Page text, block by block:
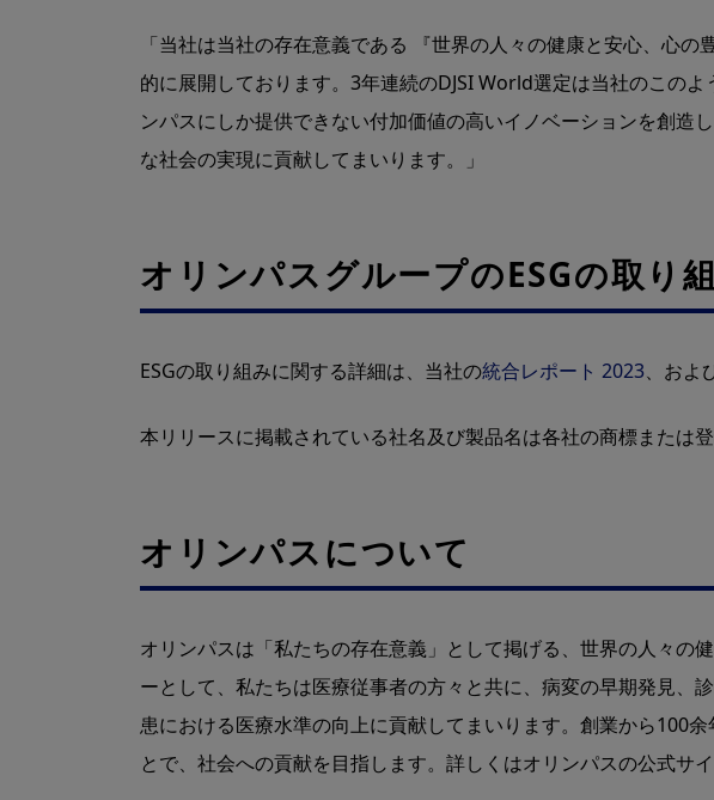
「当社は当社の存在意義である 『世界の人々の健康と安心、心
的に展開しております。3年連続のDJSI World選定は当社のこの
ンパスにしか提供できない付加価値の高いイノベーションを創
な社会の実現に貢献してまいります。」
オリンパスグループのESGの取り
ESGの取り組みに関する詳細は、当社の統合レポート 2023、およ
本リリースに掲載されている社名及び製品名は各社の商標または登
オリンパスについて
オリンパスは「私たちの存在意義」として掲げる、世界の人々の
ーとして、私たちは医療従事者の方々と共に、病変の早期発⾒、
患における医療⽔準の向上に貢献してまいります。創業から100
とで、社会への貢献を目指します。詳しくはオリンパスの公式サ